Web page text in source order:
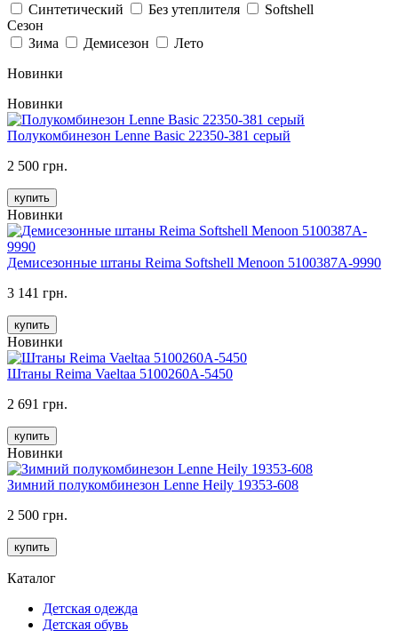
Синтетический
Без утеплителя
Softshell
Сезон
Зима
Демисезон
Лето
Новинки
Новинки
Полукомбинезон Lenne Basic 22350-381 серый
2 500 грн.
купить
Новинки
Демисезонные штаны Reima Softshell Menoon 5100387A-9990
3 141 грн.
купить
Новинки
Штаны Reima Vaeltaa 5100260A-5450
2 691 грн.
купить
Новинки
Зимний полукомбинезон Lenne Heily 19353-608
2 500 грн.
купить
Каталог
Детская одежда
Детская обувь